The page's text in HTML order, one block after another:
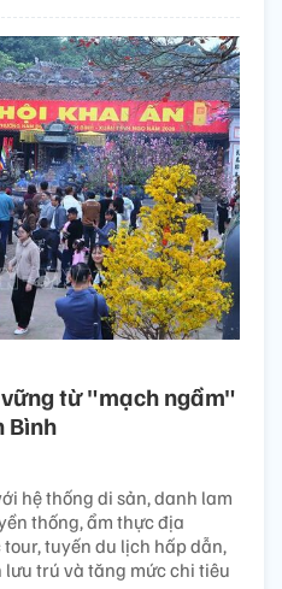
từ "mạch ngầm"
Bình
hệ thống di sản, danh lam
thống, ẩm thực địa
tuyến du lịch hấp dẫn,
trú và tăng mức chi tiêu